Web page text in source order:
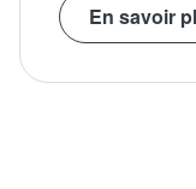
En savoir